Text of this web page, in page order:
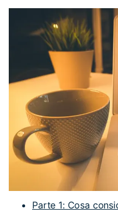
Parte 1: Cosa